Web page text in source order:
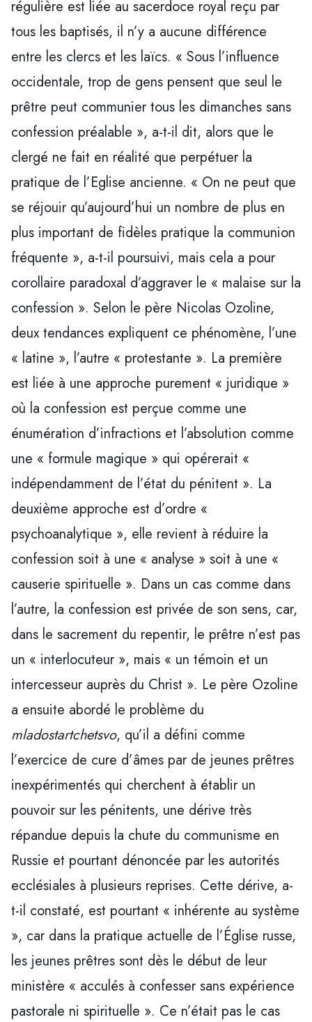
régulière est liée au sacerdoce royal reçu par
tous les baptisés, il n’y a aucune différence
entre les clercs et les laïcs. « Sous l’influence
occidentale, trop de gens pensent que seul le
prêtre peut communier tous les dimanches sans
confession préalable », a-t-il dit, alors que le
clergé ne fait en réalité que perpétuer la
pratique de l’Eglise ancienne. « On ne peut que
se réjouir qu’aujourd’hui un nombre de plus en
plus important de fidèles pratique la communion
fréquente », a-t-il poursuivi, mais cela a pour
corollaire paradoxal d’aggraver le « malaise sur la
confession ». Selon le père Nicolas Ozoline,
deux tendances expliquent ce phénomène, l’une
« latine », l’autre « protestante ». La première
est liée à une approche purement « juridique »
où la confession est perçue comme une
énumération d’infractions et l’absolution comme
une « formule magique » qui opérerait «
indépendamment de l’état du pénitent ». La
deuxième approche est d’ordre «
psychoanalytique », elle revient à réduire la
confession soit à une « analyse » soit à une «
causerie spirituelle ». Dans un cas comme dans
l’autre, la confession est privée de son sens, car,
dans le sacrement du repentir, le prêtre n’est pas
un « interlocuteur », mais « un témoin et un
intercesseur auprès du Christ ». Le père Ozoline
a ensuite abordé le problème du
mladostartchetsvo, qu’il a défini comme
l’exercice de cure d’âmes par de jeunes prêtres
inexpérimentés qui cherchent à établir un
pouvoir sur les pénitents, une dérive très
répandue depuis la chute du communisme en
Russie et pourtant dénoncée par les autorités
ecclésiales à plusieurs reprises. Cette dérive, a-
t-il constaté, est pourtant « inhérente au système
», car dans la pratique actuelle de l’Église russe,
les jeunes prêtres sont dès le début de leur
ministère « acculés à confesser sans expérience
pastorale ni spirituelle ». Ce n’était pas le cas